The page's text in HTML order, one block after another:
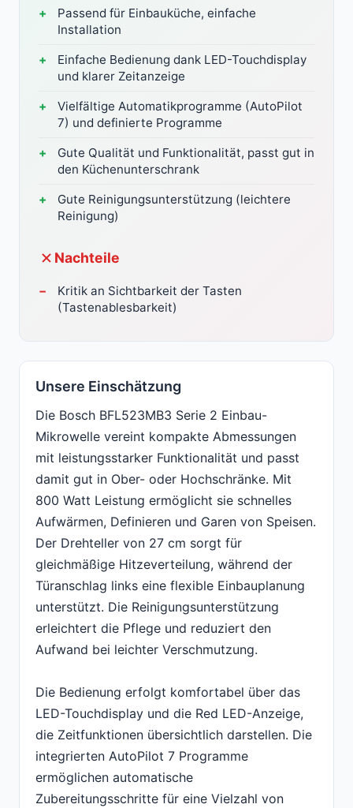
Passend für Einbauküche, einfache
Installation
Einfache Bedienung dank LED-Touchdisplay
und klarer Zeitanzeige
Vielfältige Automatikprogramme (AutoPilot
7) und definierte Programme
Gute Qualität und Funktionalität, passt gut in
den Küchenunterschrank
Gute Reinigungsunterstützung (leichtere
Reinigung)
Nachteile
Kritik an Sichtbarkeit der Tasten
(Tastenablesbarkeit)
Unsere Einschätzung
Die Bosch BFL523MB3 Serie 2 Einbau-
Mikrowelle vereint kompakte Abmessungen
mit leistungsstarker Funktionalität und passt
damit gut in Ober- oder Hochschränke. Mit
800 Watt Leistung ermöglicht sie schnelles
Aufwärmen, Definieren und Garen von Speisen.
Der Drehteller von 27 cm sorgt für
gleichmäßige Hitzeverteilung, während der
Türanschlag links eine flexible Einbauplanung
unterstützt. Die Reinigungsunterstützung
erleichtert die Pflege und reduziert den
Aufwand bei leichter Verschmutzung.
Die Bedienung erfolgt komfortabel über das
LED-Touchdisplay und die Red LED-Anzeige,
die Zeitfunktionen übersichtlich darstellen. Die
integrierten AutoPilot 7 Programme
ermöglichen automatische
Zubereitungsschritte für eine Vielzahl von